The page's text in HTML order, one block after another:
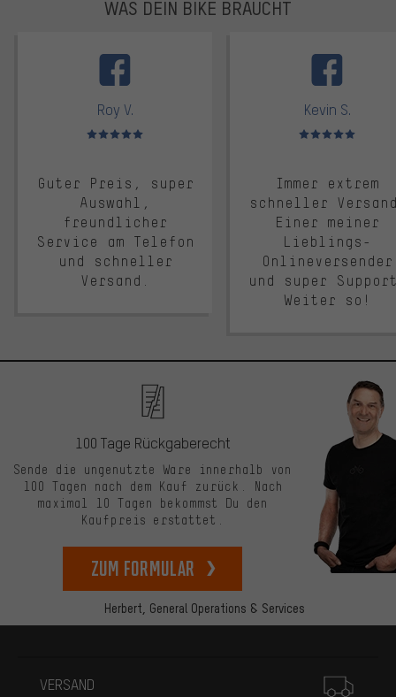
WAS DEIN BIKE BRAUCHT
Roy V.
Bewertungen: 5 von 5
Guter Preis, super
Auswahl,
freundlicher
Service am Telefon
und schneller
Versand.
Kevin S.
Bewertungen: 5 von 5
Immer extrem
schneller
Einer meiner
Lieblings-
Onlineversender
und super
Weiter so!
Herbert, General Operations & Services
100 Tage Rückgaberecht
Sende die ungenutzte Ware innerhalb von
100 Tagen nach dem Kauf zurück. Nach
maximal 10 Tagen bekommst Du den
Kaufpreis erstattet.
zum Formular
VERSAND